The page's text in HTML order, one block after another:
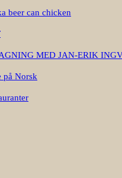
beer can chicken
MED JAN-ERIK
på Norsk